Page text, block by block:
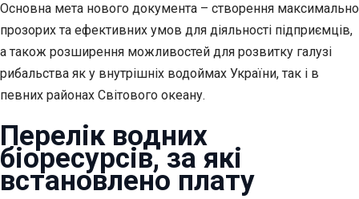
Основна мета нового документа – створення максимально
прозорих та ефективних умов для діяльності підприємців,
а також розширення можливостей для розвитку галузі
рибальства як у внутрішніх водоймах України, так і в
певних районах Світового океану.
Перелік водних
біоресурсів, за які
встановлено плату